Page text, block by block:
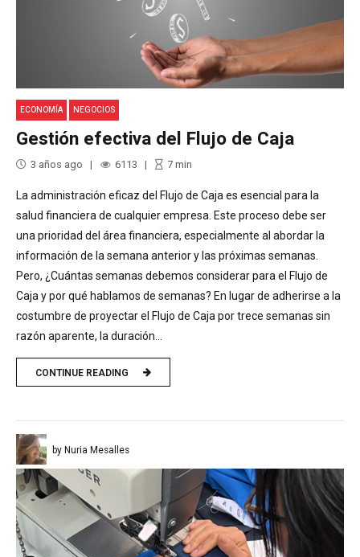
ECONOMÍA NEGOCIOS
Gestión efectiva del Flujo de Caja
3 años ago 6113 7min
La administración eficaz del Flujo de Caja es esencial para la
salud financiera de cualquier empresa. Este proceso debe ser
una prioridad del área financiera, especialmente al abordar la
información de la semana anterior y las próximas semanas.
Pero, ¿Cuántas semanas debemos considerar para el Flujo de
Caja y por qué hablamos de semanas? En lugar de adherirse a la
costumbre de proyectar el Flujo de Caja por trece semanas sin
razón aparente, la duración...
CONTINUE READING
by Nuria Mesalles